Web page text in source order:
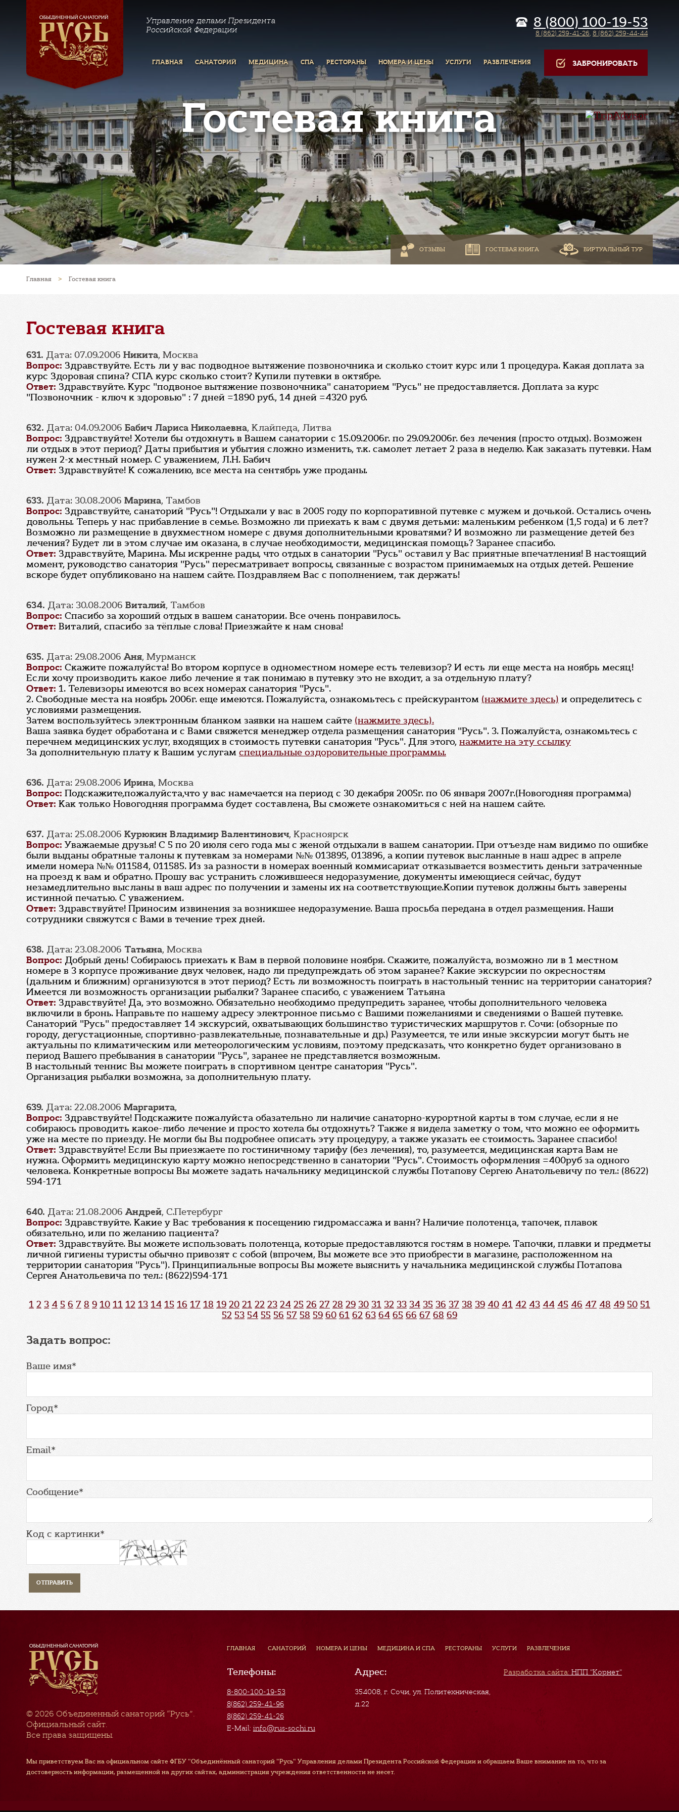
Управление делами Президента
Российской Федерации
8 (800) 100-19-53
8 (862) 259-41-26, 8 (862) 259-44-44
ГЛАВНАЯ САНАТОРИЙ МЕДИЦИНА СПА РЕСТОРАНЫ НОМЕРА И ЦЕНЫ УСЛУГИ РАЗВЛЕЧЕНИЯ ЗАБРОНИРОВАТЬ
Гостевая книга
ОТЗЫВЫ ГОСТЕВАЯ КНИГА ВИРТУАЛЬНЫЙ ТУР
Главная > Гостевая книга
Гостевая книга
631. Дата: 07.09.2006 Никита, Москва
Вопрос: Здравствуйте. Есть ли у вас подводное вытяжение позвоночника и сколько стоит курс или 1 процедура. Какая доплата за
курс Здоровая спина? СПА курс сколько стоит? Купили путевки в октябре.
Ответ: Здравствуйте. Курс "подвоное вытяжение позвоночника" санаторием "Русь" не предоставляется. Доплата за курс
"Позвоночник - ключ к здоровью" : 7 дней =1890 руб., 14 дней =4320 руб.
632. Дата: 04.09.2006 Бабич Лариса Николаевна, Клайпеда, Литва
Вопрос: Здравствуйте! Хотели бы отдохнуть в Вашем санатории с 15.09.2006г. по 29.09.2006г. без лечения (просто отдых). Возможен
ли отдых в этот период? Даты прибытия и убытия сложно изменить, т.к. самолет летает 2 раза в неделю. Как заказать путевки. Нам
нужен 2-х местный номер. С уважением, Л.Н. Бабич
Ответ: Здравствуйте! К сожалению, все места на сентябрь уже проданы.
633. Дата: 30.08.2006 Марина, Тамбов
Вопрос: Здравствуйте, санаторий "Русь"! Отдыхали у вас в 2005 году по корпоративной путевке с мужем и дочькой. Остались очень
довольны. Теперь у нас прибавление в семье. Возможно ли приехать к вам с двумя детьми: маленьким ребенком (1,5 года) и 6 лет?
Возможно ли размещение в двухместном номере с двумя дополнительными кроватями? И возможно ли размещение детей без
лечения? Будет ли в этом случае им оказана, в случае необходимости, медицинская помощь? Заранее спасибо.
Ответ: Здравствуйте, Марина. Мы искренне рады, что отдых в санатории "Русь" оставил у Вас приятные впечатления! В настоящий
момент, руководство санатория "Русь" пересматривает вопросы, связанные с возрастом принимаемых на отдых детей. Решение
вскоре будет опубликовано на нашем сайте. Поздравляем Вас с пополнением, так держать!
634. Дата: 30.08.2006 Виталий, Тамбов
Вопрос: Спасибо за хороший отдых в вашем санатории. Все очень понравилось.
Ответ: Виталий, спасибо за тёплые слова! Приезжайте к нам снова!
635. Дата: 29.08.2006Аня, Мурманск
Вопрос: Скажите пожалуйста! Во втором корпусе в одноместном номере есть телевизор? И есть ли еще места на ноябрь месяц!
Если хочу производить какое либо лечение я так понимаю в путевку это не входит, а за отдельную плату?
Ответ: 1. Телевизоры имеются во всех номерах санатория "Русь".
2. Свободные места на ноябрь 2006г. еще имеются. Пожалуйста, ознакомьтесь с прейскурантом (нажмите здесь) и определитесь с
условиями размещения.
Затем воспользуйтесь электронным бланком заявки на нашем сайте (нажмите здесь).
Ваша заявка будет обработана и с Вами свяжется менеджер отдела размещения санатория "Русь". 3. Пожалуйста, ознакомьтесь с
перечнем медицинских услуг, входящих в стоимость путевки санатория "Русь". Для этого, нажмите на эту ссылку
За дополнительную плату к Вашим услугам специальные оздоровительные программы.
636. Дата: 29.08.2006 Ирина, Москва
Вопрос: Подскажите,пожалуйста,что у вас намечается на период с 30 декабря 2005г. по 06 января 2007г.(Новогодняя программа)
Ответ: Как только Новогодняя программа будет составлена, Вы сможете ознакомиться с ней на нашем сайте.
637. Дата: 25.08.2006 Курюкин Владимир Валентинович, Красноярск
Вопрос: Уважаемые друзья! С 5 по 20 июля сего года мы с женой отдыхали в вашем санатории. При отъезде нам видимо по ошибке
были выданы обратные талоны к путевкам за номерами №№ 013895, 013896, а копии путевок высланные в наш адрес в апреле
имели номера №№ 011584, 011585. Из за разности в номерах военный коммисариат отказывается возместить деньги затраченные
на проезд к вам и обратно. Прошу вас устранить сложившееся недоразумение, документы имеющиеся сейчас, будут
незамедлительно высланы в ваш адрес по получении и замены их на соответствующие.Копии путевок должны быть заверены
истинной печатью. С уважением.
Ответ: Здравствуйте! Приносим извинения за возникшее недоразумение. Ваша просьба передана в отдел размещения. Наши
сотрудники свяжутся с Вами в течение трех дней.
638. Дата: 23.08.2006 Татьяна, Москва
Вопрос: Добрый день! Собираюсь приехать к Вам в первой половине ноября. Скажите, пожалуйста, возможно ли в 1 местном
номере в 3 корпусе проживание двух человек, надо ли предупреждать об этом заранее? Какие экскурсии по окресностям
(дальним и ближним) организуются в этот период? Есть ли возможность поиграть в настольный теннис на территории санатория?
Имеется ли возможность организации рыбалки? Заранее спасибо, с уважением Татьяна
Ответ: Здравствуйте! Да, это возможно. Обязательно необходимо предупредить заранее, чтобы дополнительного человека
включили в бронь. Направьте по нашему адресу электронное письмо с Вашими пожеланиями и сведениями о Вашей путевке.
Санаторий "Русь" предоставляет 14 экскурсий, охватывающих большинство туристических маршрутов г. Сочи: (обзорные по
городу, дегустационные, спортивно-развлекательные, познавательные и др.) Разумеется, те или иные экскурсии могут быть не
актуальны по климатическим или метеорологическим условиям, поэтому предсказать, что конкретно будет организовано в
период Вашего пребывания в санатории "Русь", заранее не представляется возможным.
В настольный теннис Вы можете поиграть в спортивном центре санатория "Русь".
Организация рыбалки возможна, за дополнительную плату.
639. Дата: 22.08.2006 Маргарита,
Вопрос: Здравствуйте! Подскажите пожалуйста обазательно ли наличие санаторно-курортной карты в том случае, если я не
собираюсь проводить какое-либо лечение и просто хотела бы отдохнуть? Также я видела заметку о том, что можно ее оформить
уже на месте по приезду. Не могли бы Вы подробнее описать эту процедуру, а также указать ее стоимость. Заранее спасибо!
Ответ: Здравствуйте! Если Вы приезжаете по гостиничному тарифу (без лечения), то, разумеется, медицинская карта Вам не
нужна. Оформить медицинскую карту можно непосредственно в санатории "Русь". Стоимость оформления =400руб за одного
человека. Конкретные вопросы Вы можете задать начальнику медицинской службы Потапову Сергею Анатольевичу по тел.: (8622)
594-171
640. Дата: 21.08.2006Андрей, С.Петербург
Вопрос: Здравствуйте. Какие у Вас требования к посещению гидромассажа и ванн? Наличие полотенца, тапочек, плавок
обязательно, или по желанию пациента?
Ответ: Здравствуйте. Вы можете использовать полотенца, которые предоставляются гостям в номере. Тапочки, плавки и предметы
личной гигиены туристы обычно привозят с собой (впрочем, Вы можете все это приобрести в магазине, расположенном на
территории санатория "Русь"). Принципиальные вопросы Вы можете выяснить у начальника медицинской службы Потапова
Сергея Анатольевича по тел.: (8622)594-171
1 2 3 4 5 6 7 8 9 10 11 12 13 14 15 16 17 18 19 20 21 22 23 24 25 26 27 28 29 30 31 32 33 34 35 36 37 38 39 40 41 42 43 44 45 46 47 48 49 50 51
52 53 54 55 56 57 58 59 60 61 62 63 64 65 66 67 68 69
Задать вопрос:
Ваше имя*
Город*
Email*
Сообщение*
Код с картинки*
© 2026 Объединенный санаторий “Русь”.
Официальный сайт.
Все права защищены.
ГЛАВНАЯ САНАТОРИЙ НОМЕРА И ЦЕНЫ МЕДИЦИНА И СПА РЕСТОРАНЫ УСЛУГИ РАЗВЛЕЧЕНИЯ
Телефоны:
8-800-100-19-53
8(862) 259-41-96
8(862) 259-41-26
E-Mail: info@rus-sochi.ru
Адрес:
354008, г. Сочи,ул. Политехническая,
д.22
Разработка сайта: НПП "Корнет"
Мы приветствуем Вас на официальном сайте ФГБУ "Объединённый санаторий "Русь" Управления делами Президента Российской Федерации и обращаем Ваше внимание на то, что за
достоверность информации, размещенной на других сайтах, администрация учреждения ответственности не несет.